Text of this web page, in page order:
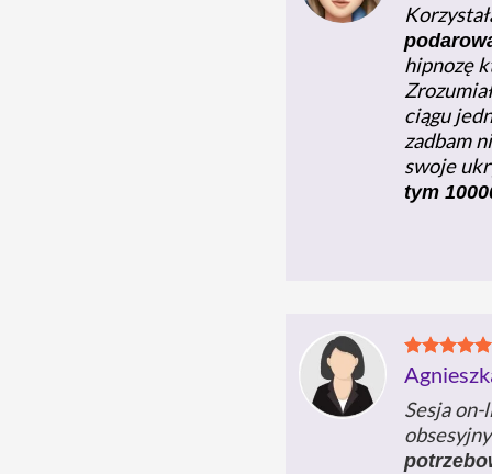
hipnozę
ciągu
zadbam
swoje
tym
Sesja